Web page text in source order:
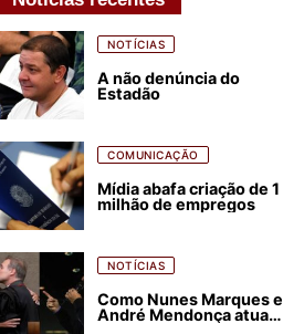
NOTÍCIAS
A não denúncia do
Estadão
COMUNICAÇÃO
Mídia abafa criação de 1
milhão de empregos
NOTÍCIAS
Como Nunes Marques e
André Mendonça atuam